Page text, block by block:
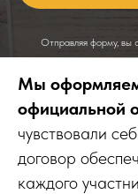
Отправляя форму, вы
Мы оформляем
официальной
чувствовали
договор
каждого